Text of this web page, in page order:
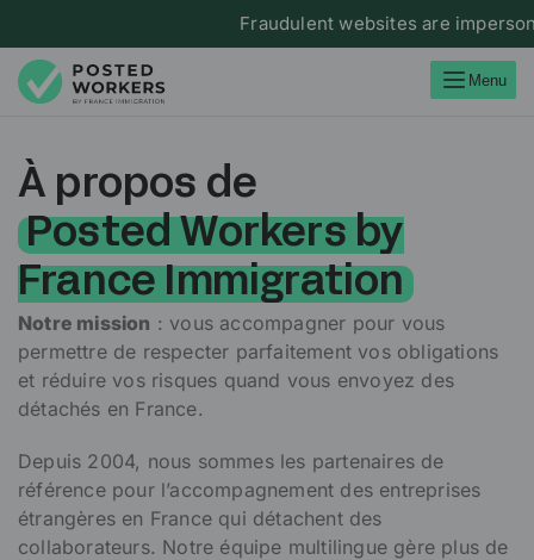
Fraudulent websites are
Menu
À propos de
Posted Workers by
France Immigration
Notre mission : vous accompagner pour vous
permettre de respecter parfaitement vos obligations
et réduire vos risques quand vous envoyez des
détachés en France.
Depuis 2004, nous sommes les partenaires de
référence pour l’accompagnement des entreprises
étrangères en France qui détachent des
collaborateurs. Notre équipe multilingue gère plus de